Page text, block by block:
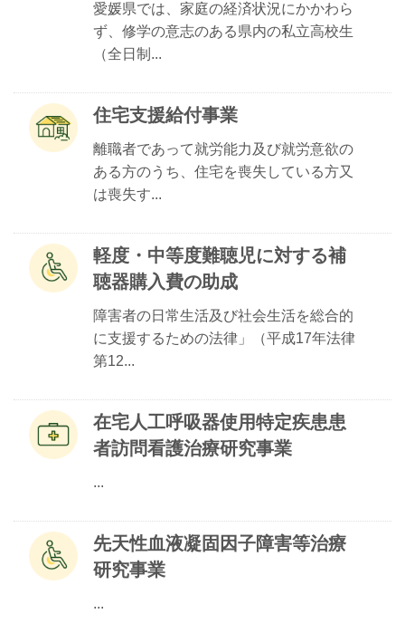
愛媛県では、家庭の経済状況にかかわら
ず、修学の意志のある県内の私立高校生
（全日制...
住宅支援給付事業
離職者であって就労能力及び就労意欲の
ある方のうち、住宅を喪失している方又
は喪失す...
軽度・中等度難聴児に対する補
聴器購入費の助成
障害者の日常生活及び社会生活を総合的
に支援するための法律」（平成17年法律
第12...
在宅人工呼吸器使用特定疾患患
者訪問看護治療研究事業
...
先天性血液凝固因子障害等治療
研究事業
...